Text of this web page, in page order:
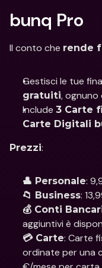
bunq Pro
Il conto che rende
Gestisci le tue
gratuiti, ognuno
Include 3 Carte
Carte Digitali
Prezzi:
👤 Personale:
📁 Business:
💰 Conti
aggiuntivi è
💳 Carte: Carte
ordinate per una